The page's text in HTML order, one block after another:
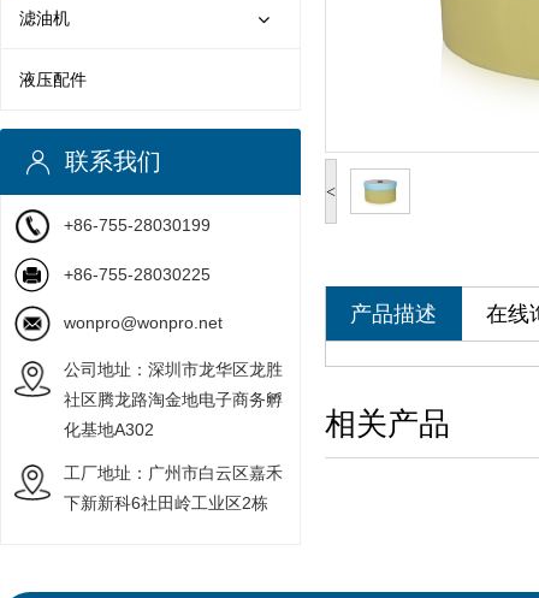
滤油机
液压配件
联系我们
+86-755-28030199
+86-755-28030225
wonpro@wonpro.net
公司地址：深圳市龙华区龙胜
社区腾龙路淘金地电子商务孵
化基地A302
工厂地址：广州市白云区嘉禾
下新新科6社田岭工业区2栋
<
产品描述 在线
相关产品